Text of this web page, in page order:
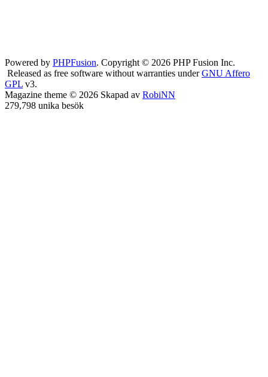
Powered by PHPFusion. Copyright © 2026 PHP Fusion Inc.
Released as free software without warranties underGNU Affero
GPL v3.
Magazine theme © 2026 Skapad av RobiNN
279,798 unika besök